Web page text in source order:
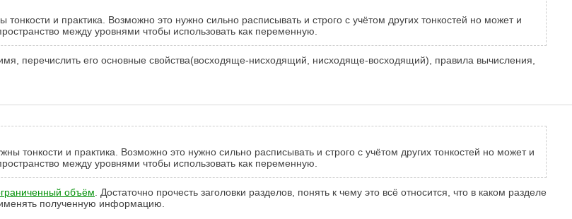
и практика. Возможно это нужно сильно расписывать и строго с учётом других тонкостей но может и
между уровнями чтобы использовать как переменную.
перечислить его основные свойства(восходяще-нисходящий, нисходяще-восходящий), правила вычисления,
тонкости и практика. Возможно это нужно сильно расписывать и строго с учётом других тонкостей но может и
между уровнями чтобы использовать как переменную.
объём . Достаточно прочесть заголовки разделов, понять к чему это всё относится, что в каком разделе
полученную информацию.